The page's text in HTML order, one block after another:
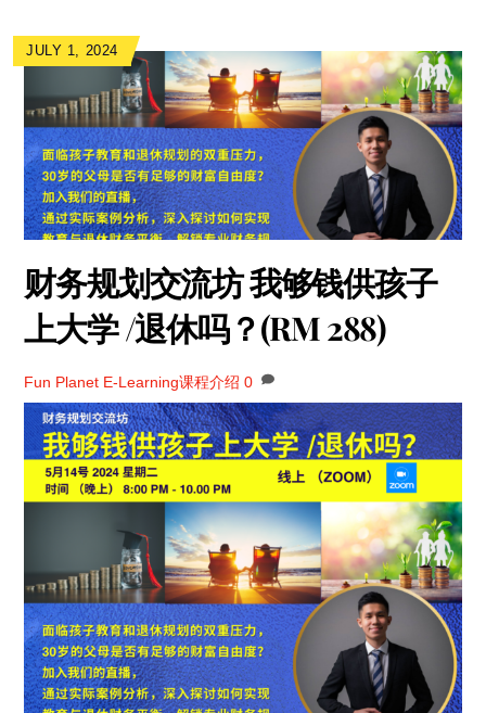
JULY 1, 2024
财务规划交流坊 我够钱供孩子
上大学 /退休吗？(RM 288)
Fun Planet E-Learning课程介绍 0